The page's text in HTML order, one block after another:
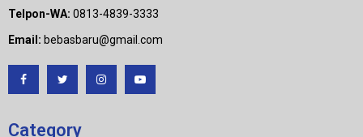
Telpon-WA: 0813-4839-3333
Email: bebasbaru@gmail.com
Category